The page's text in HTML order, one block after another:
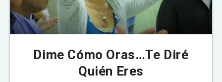
Dime Cómo Oras…Te Diré
Quién Eres